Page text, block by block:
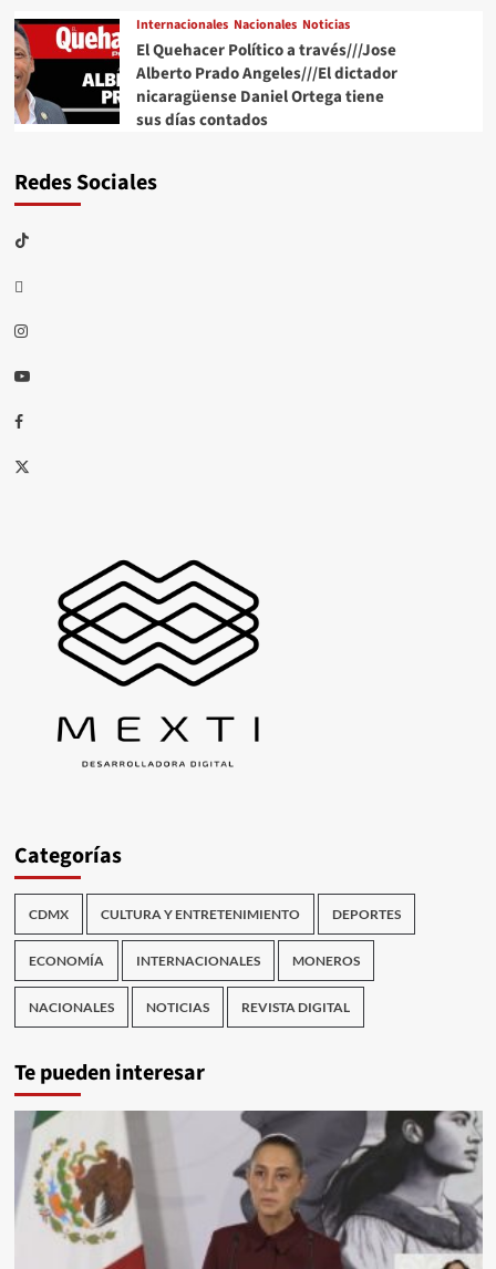
Internacionales Nacionales Noticias
El Quehacer Político a través///Jose
Alberto Prado Angeles///El dictador
nicaragüense Daniel Ortega tiene
sus días contados
Redes Sociales
TikTok
threads
Instagram
Youtube
Facebook
X
Categorías
CDMX CULTURA Y ENTRETENIMIENTO DEPORTES
ECONOMÍA INTERNACIONALES MONEROS
NACIONALES NOTICIAS REVISTA DIGITAL
Te pueden interesar